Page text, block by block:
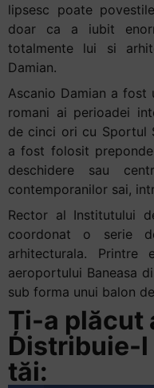
lipsesc poate
doar ca a iubit
totalmente lui si
Damian.
Ascanio Damian a
romani ai perioadei
de cinci ori cu Sportul
a fost folosit
deschidere sau
contemporanilor sai,
Rector al Institutului
coordonat o serie
arhitecturala. Printre
aeroportului Baneasa
sub forma unui balon
Ți-a plăcut
Distribuie-
tăi: